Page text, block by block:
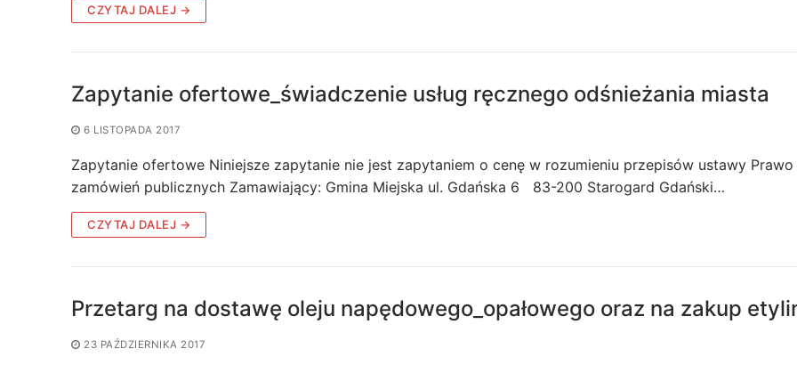
CZYTAJ DALEJ →
Zapytanie ofertowe_świadczenie usług ręcznego odśnieżania miasta
6 LISTOPADA 2017
Zapytanie ofertowe Niniejsze zapytanie nie jest zapytaniem o cenę w rozumieniu przepisów ustawy Prawo
zamówień publicznych Zamawiający: Gmina Miejska ul. Gdańska 6 83-200 Starogard Gdański…
CZYTAJ DALEJ →
Przetarg na dostawę oleju napędowego_opałowego oraz na zakup
23 PAŹDZIERNIKA 2017